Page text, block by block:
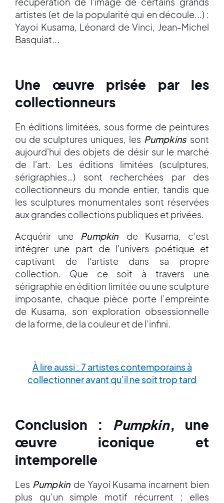
artistes (et de la popularité qui en découle...) :
Yayoi Kusama, Léonard de Vinci, Jean-Michel
Basquiat...
Une œuvre prisée par les
collectionneurs
En éditions limitées, sous forme de peintures
ou de sculptures uniques, les Pumpkins sont
aujourd'hui des objets de désir sur le marché
de l'art. Les éditions limitées (sculptures,
sérigraphies…) sont recherchées par des
collectionneurs du monde entier, tandis que
les sculptures monumentales sont réservées
aux grandes collections publiques et privées.
Acquérir une Pumpkin de Kusama, c'est
intégrer une part de l'univers poétique et
captivant de l'artiste dans sa propre
collection. Que ce soit à travers une
sérigraphie en édition limitée ou une sculpture
imposante, chaque pièce porte l’empreinte
de Kusama, son exploration obsessionnelle
de la forme, de la couleur et de l’infini.
À lire aussi : 7 artistes contemporains à
collectionner avant qu'il ne soit trop tard
Conclusion : Pumpkin, une
œuvre iconique et
intemporelle
Les Pumpkin de Yayoi Kusama incarnent bien
plus qu’un simple motif récurrent ; elles